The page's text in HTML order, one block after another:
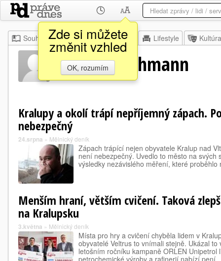
Zde si můžete
změnit vzhled
OK, rozumím
Souhrn Moje Z domova Lifestyle Kultúra
Marek Czechmann
Kralupy a okolí trápí nepříjemný zápach.
nebezpečný
24.srpna » Mělnický deník
Zápach trápící nejen obyvatele Kralup nad
není nebezpečný. Uvedlo to město na svých
výsledky nezávislého měření, které
Menším hraní, větším cvičení. Taková
na Kralupsku
3.května » Mělnický deník
Místa pro hry a cvičení chyběla lidem v
obyvatelé Veltrus to vnímali stejně. Ukázal
letošním ročníku kampaně ORLEN Unipetrol
petrochemické výroby a rafinerií nabízí